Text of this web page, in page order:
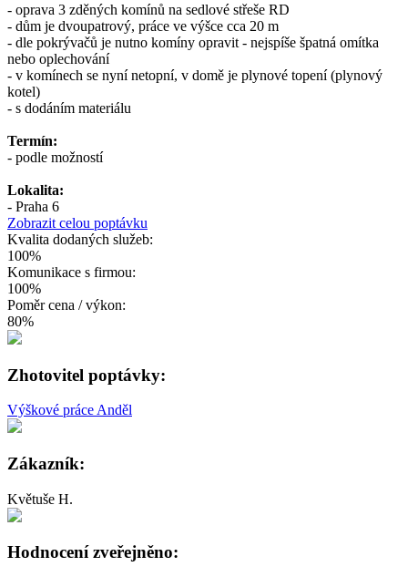
- oprava 3 zděných komínů na sedlové střeše RD
- dům je dvoupatrový, práce ve výšce cca 20 m
- dle pokrývačů je nutno komíny opravit - nejspíše špatná omítka
nebo oplechování
- v komínech se nyní netopní, v domě je plynové topení (plynový
kotel)
- s dodáním materiálu
Termín:
- podle možností
Lokalita:
- Praha 6
Zobrazit celou poptávku
Kvalita dodaných služeb:
100%
Komunikace s firmou:
100%
Poměr cena / výkon:
80%
Zhotovitel poptávky:
Výškové práce Anděl
Zákazník:
Květuše H.
Hodnocení zveřejněno: